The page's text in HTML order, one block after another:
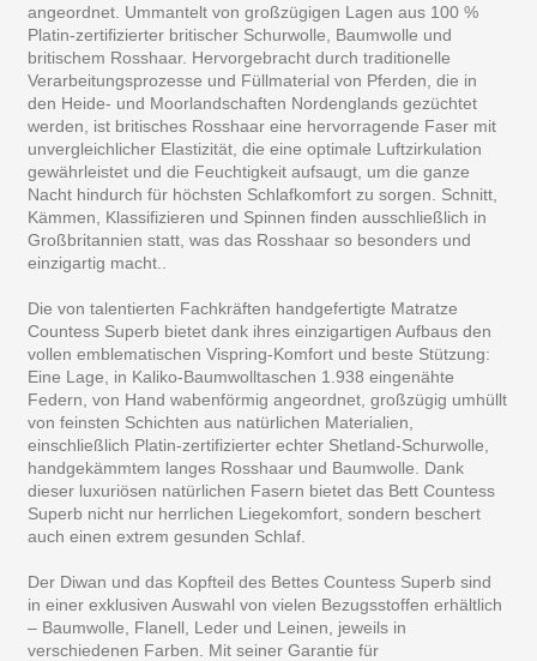
angeordnet. Ummantelt von großzügigen Lagen aus 100 %
Platin-zertifizierter britischer Schurwolle, Baumwolle und
britischem Rosshaar. Hervorgebracht durch traditionelle
Verarbeitungsprozesse und Füllmaterial von Pferden, die in
den Heide- und Moorlandschaften Nordenglands gezüchtet
werden, ist britisches Rosshaar eine hervorragende Faser mit
unvergleichlicher Elastizität, die eine optimale Luftzirkulation
gewährleistet und die Feuchtigkeit aufsaugt, um die ganze
Nacht hindurch für höchsten Schlafkomfort zu sorgen. Schnitt,
Kämmen, Klassifizieren und Spinnen finden ausschließlich in
Großbritannien statt, was das Rosshaar so besonders und
einzigartig macht..
Die von talentierten Fachkräften handgefertigte Matratze
Countess Superb bietet dank ihres einzigartigen Aufbaus den
vollen emblematischen Vispring-Komfort und beste Stützung:
Eine Lage, in Kaliko-Baumwolltaschen 1.938 eingenähte
Federn, von Hand wabenförmig angeordnet, großzügig umhüllt
von feinsten Schichten aus natürlichen Materialien,
einschließlich Platin-zertifizierter echter Shetland-Schurwolle,
handgekämmtem langes Rosshaar und Baumwolle. Dank
dieser luxuriösen natürlichen Fasern bietet das Bett Countess
Superb nicht nur herrlichen Liegekomfort, sondern beschert
auch einen extrem gesunden Schlaf.
Der Diwan und das Kopfteil des Bettes Countess Superb sind
in einer exklusiven Auswahl von vielen Bezugsstoffen erhältlich
– Baumwolle, Flanell, Leder und Leinen, jeweils in
verschiedenen Farben. Mit seiner Garantie für